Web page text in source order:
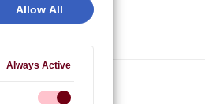
Allow All
Always Active